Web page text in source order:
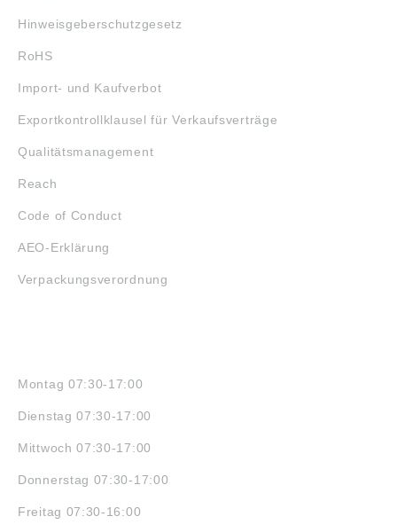
Hinweisgeberschutzgesetz
RoHS
Import- und Kaufverbot
Exportkontrollklausel für Verkaufsverträge
Qualitätsmanagement
Reach
Code of Conduct
AEO-Erklärung
Verpackungsverordnung
Montag 07:30-17:00
Dienstag 07:30-17:00
Mittwoch 07:30-17:00
Donnerstag 07:30-17:00
Freitag 07:30-16:00